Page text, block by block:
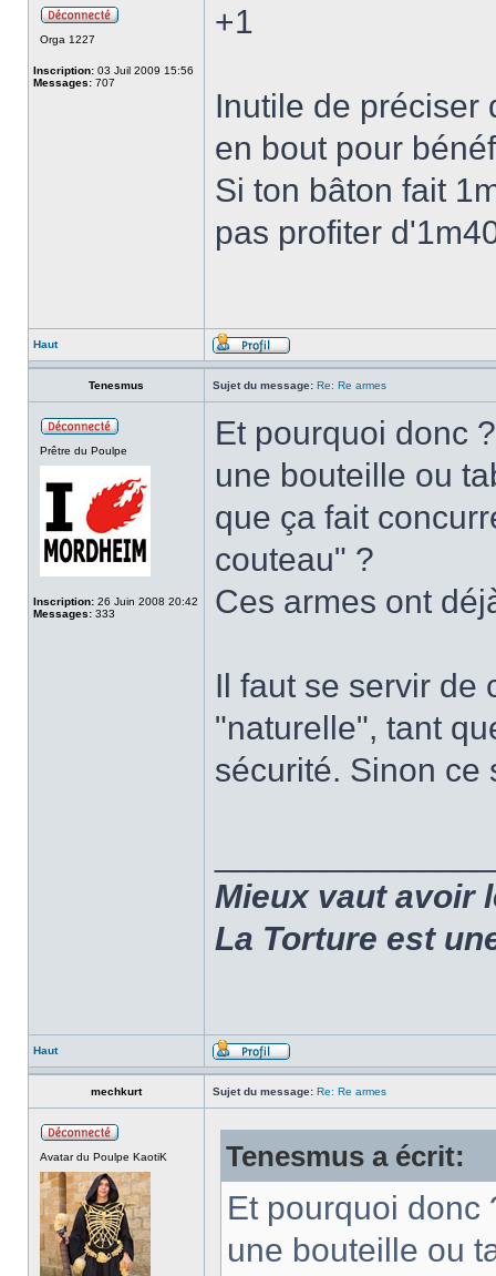
Orga 1227
Inscription: 03 Juil 2009 15:56
Messages: 707
+1
Inutile de préciser
en bout pour
Si ton bâton fait
pas profiter
Haut
Tenesmus Sujet du message: Re: Re armes
Prêtre du Poulpe
Inscription: 26 Juin 2008 20:42
Messages: 333
Et pourquoi donc
une bouteille ou
que ça fait
couteau" ?
Ces armes ont
Il faut se servir de
"naturelle", tant
sécurité. Sinon ce
Mieux vaut avoir
La Torture est
Haut
mechkurt Sujet du message: Re: Re armes
Avatar du Poulpe KaotiK Tenesmus a écrit:
Et pourquoi donc
une bouteille ou